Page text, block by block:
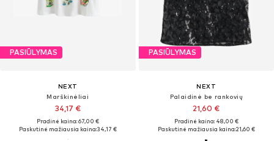
PASIŪLYMAS
NEXT
Marškinėliai
34,17 €
Pradinė kaina: 67,00 €
Paskutinė mažiausia kaina:34,17 €
PASIŪLYMAS
NEXT
Palaidinė be rankovių
21,60 €
Pradinė kaina: 48,00 €
Paskutinė mažiausia kaina:21,60 €